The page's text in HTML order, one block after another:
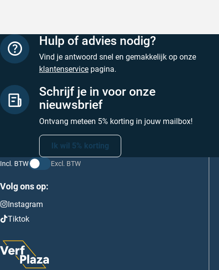
Hulp of advies nodig?
Vind je antwoord snel en gemakkelijk op onze
klantenservice pagina.
Schrijf je in voor onze
nieuwsbrief
Ontvang meteen 5% korting in jouw mailbox!
Ik wil 5% korting
Incl. BTW Excl. BTW
Volg ons op:
Instagram
Tiktok